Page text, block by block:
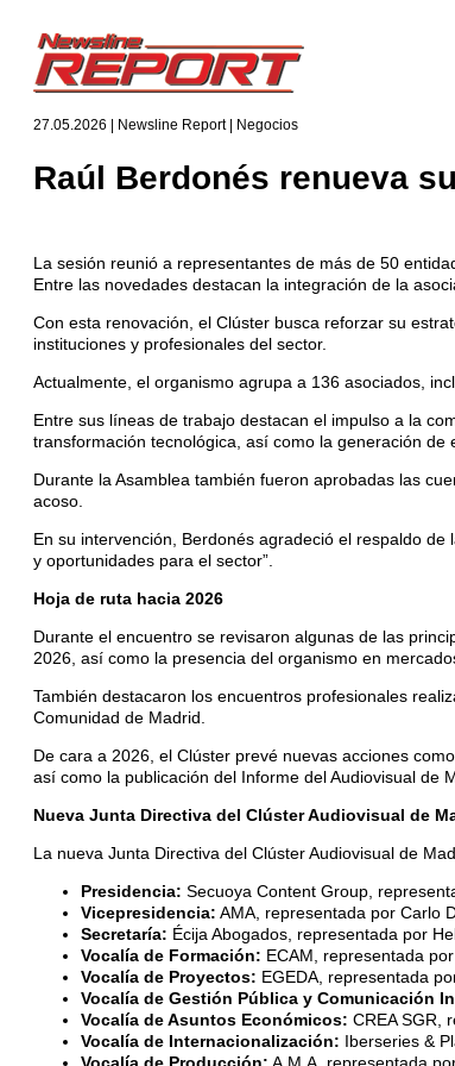
27.05.2026 | Newsline Report | Negocios
Raúl Berdonés renueva
La sesión reunió a representantes de más de 50
Entre las novedades destacan la integración de la
Con esta renovación, el Clúster busca reforzar su
instituciones y profesionales del sector.
Actualmente, el organismo agrupa a 136 asociados,
Entre sus líneas de trabajo destacan el impulso a la
transformación tecnológica, así como la generación
Durante la Asamblea también fueron aprobadas las
acoso.
En su intervención, Berdonés agradeció el respaldo
y oportunidades para el sector”.
Hoja de ruta hacia 2026
Durante el encuentro se revisaron algunas de las
2026, así como la presencia del organismo en
También destacaron los encuentros profesionales
Comunidad de Madrid.
De cara a 2026, el Clúster prevé nuevas acciones
así como la publicación del Informe del Audiovisual de
Nueva Junta Directiva del Clúster Audiovisual de
La nueva Junta Directiva del Clúster Audiovisual de
Presidencia: Secuoya Content Group,
Vicepresidencia: AMA, representada por Carlo
Secretaría: Écija Abogados, representada por
Vocalía de Formación: ECAM, representada
Vocalía de Proyectos: EGEDA, representada
Vocalía de Gestión Pública y Comunicación
Vocalía de Asuntos Económicos: CREA SGR,
Vocalía de Internacionalización: Iberseries &
Vocalía de Producción: A.M.A, representada